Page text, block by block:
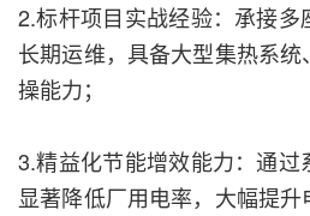
2.标杆项目实战经验：承接
长期运维，具备大型集热系
操能力；
3.精益化节能增效能力：通过
显著降低厂用电率，大幅提